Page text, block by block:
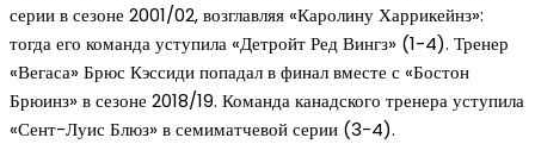
серии в сезоне 2001/02, возглавляя «Каролину Харрикейнз»:
тогда его команда уступила «Детройт Ред Вингз» (1-4). Тренер
«Вегаса» Брюс Кэссиди попадал в финал вместе с «Бостон
Брюинз» в сезоне 2018/19. Команда канадского тренера уступила
«Сент-Луис Блюз» в семиматчевой серии (3-4).